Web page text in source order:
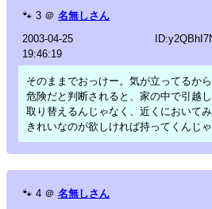
🐾 3 ＠ 名無しさん
2003-04-25
19:46:19
そのままでおっけー。気が立ってるから
危険だと判断されると、家の中で引越
取り替えるんじゃなく、近くにおいて
きれいなのが欲しければ持ってくんじゃ
🐾 4 ＠ 名無しさん